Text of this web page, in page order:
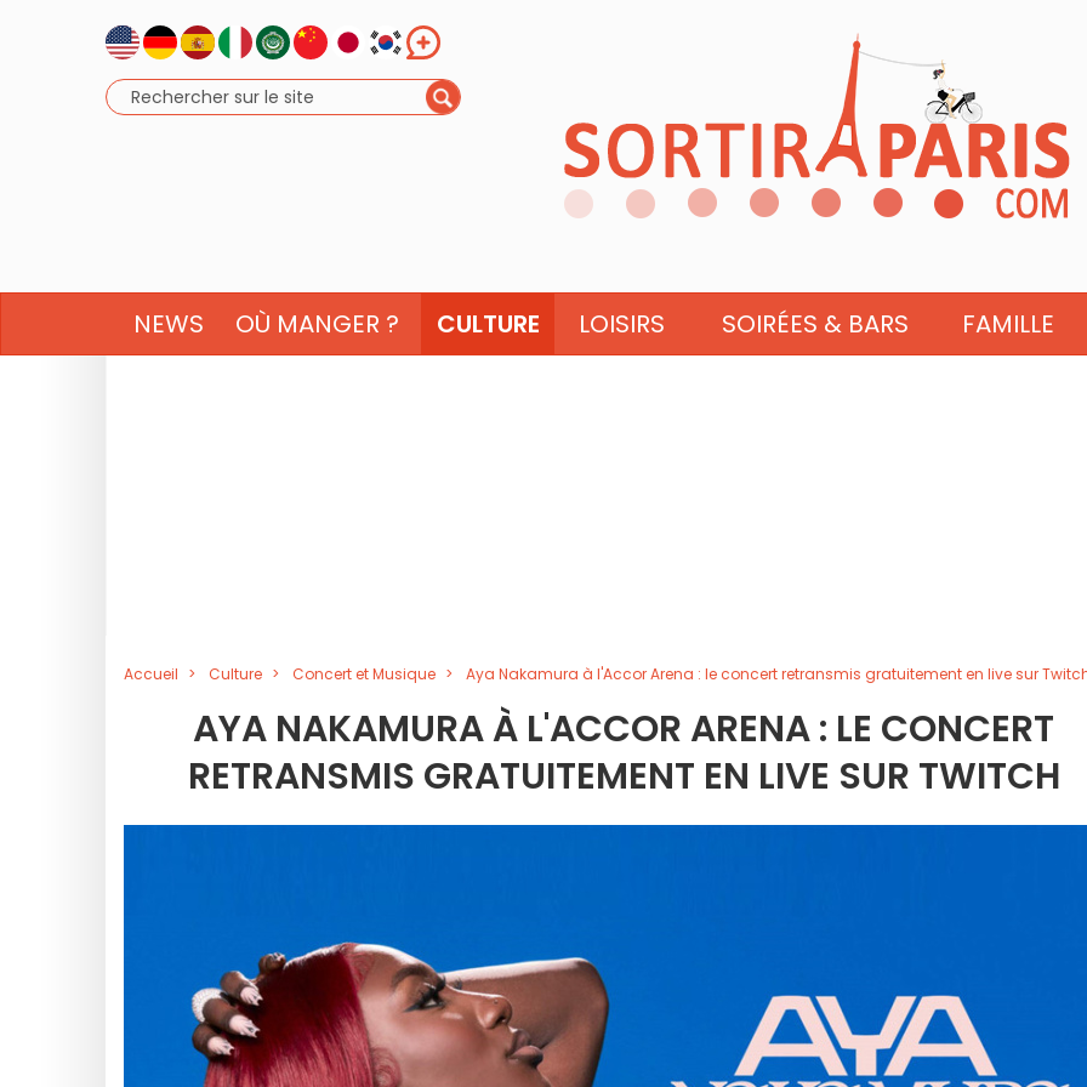
NEWS OÙ MANGER ? CULTURE LOISIRS SOIRÉES & BARS FAMILLE
Accueil Culture Concert et Musique Aya Nakamura à l'Accor Arena : le concert retransmis gratuitement en live sur
AYA NAKAMURA À L'ACCOR ARENA : LE CONCERT
RETRANSMIS GRATUITEMENT EN LIVE SUR TWITCH